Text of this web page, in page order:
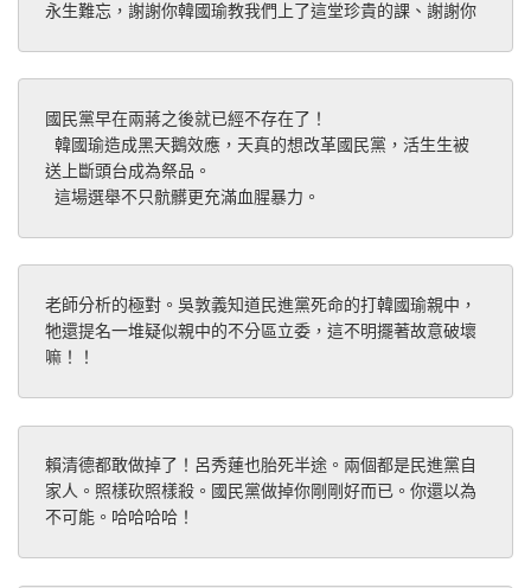
永生難忘，謝謝你韓國瑜教我們上了這堂珍貴的課、謝謝你
國民黨早在兩蔣之後就已經不存在了！
韓國瑜造成黑天鵝效應，天真的想改革國民黨，活生生被
送上斷頭台成為祭品。
這場選舉不只骯髒更充滿血腥暴力。
老師分析的極對。吳敦義知道民進黨死命的打韓國瑜親中，
牠還提名一堆疑似親中的不分區立委，這不明擺著故意破壞
嘛！！
賴清德都敢做掉了！呂秀蓮也胎死半途。兩個都是民進黨自
家人。照樣砍照樣殺。國民黨做掉你剛剛好而已。你還以為
不可能。哈哈哈哈！